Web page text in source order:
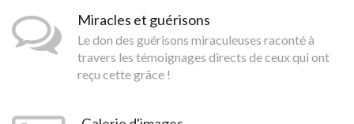
Miracles et guérisons
Le don des guérisons miraculeuses raconté à
travers les témoignages directs de ceux qui ont
reçu cette grâce !